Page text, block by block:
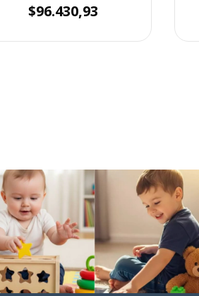
$96.430,93